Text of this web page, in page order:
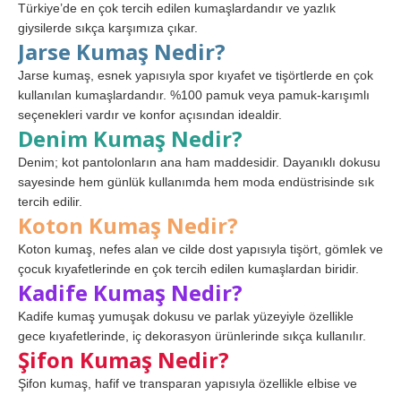
Türkiye’de en çok tercih edilen kumaşlardandır ve yazlık
giysilerde sıkça karşımıza çıkar.
Jarse Kumaş Nedir?
Jarse kumaş, esnek yapısıyla spor kıyafet ve tişörtlerde en çok
kullanılan kumaşlardandır. %100 pamuk veya pamuk-karışımlı
seçenekleri vardır ve konfor açısından idealdir.
Denim Kumaş Nedir?
Denim; kot pantolonların ana ham maddesidir. Dayanıklı dokusu
sayesinde hem günlük kullanımda hem moda endüstrisinde sık
tercih edilir.
Koton Kumaş Nedir?
Koton kumaş, nefes alan ve cilde dost yapısıyla tişört, gömlek ve
çocuk kıyafetlerinde en çok tercih edilen kumaşlardan biridir.
Kadife Kumaş Nedir?
Kadife kumaş yumuşak dokusu ve parlak yüzeyiyle özellikle
gece kıyafetlerinde, iç dekorasyon ürünlerinde sıkça kullanılır.
Şifon Kumaş Nedir?
Şifon kumaş, hafif ve transparan yapısıyla özellikle elbise ve